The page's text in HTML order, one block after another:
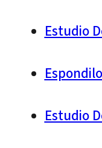
Estudio
Estudio